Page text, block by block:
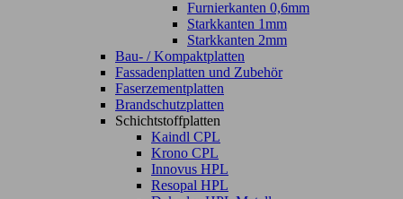
Furnierkanten 0,6mm
Starkkanten 1mm
Starkkanten 2mm
Bau- / Kompaktplatten
Fassadenplatten und Zubehör
Faserzementplatten
Brandschutzplatten
Schichtstoffplatten
Kaindl CPL
Krono CPL
Innovus HPL
Resopal HPL